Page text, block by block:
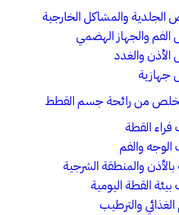
الجلدية والمشاكل الخارجية
والجهاز الهضمي
والغدد
جهازية
من رائحة جسم القطط
القطة
والفم
بالأذن والمنطقة الشرجية
القطة اليومية
الغذائي والترطيب